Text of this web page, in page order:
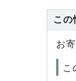
この
お
こ